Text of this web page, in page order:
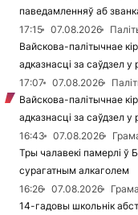
паведамленняў аб
17:15
07.08.2026
Вайскова-палітычнае
адказнасці за саўдзел у
17:07
07.08.2026
Вайскова-палітычнае
адказнасці за саўдзел
16:43
07.08.2026
Тры чалавекі памерлі ў
сурагатным алкаголем
16:26
07.08.2026
14-гадовы школьнік